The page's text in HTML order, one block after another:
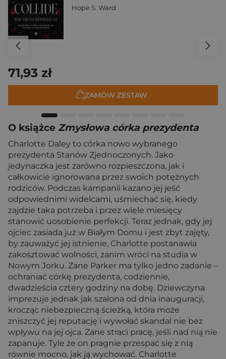
Hope S. Ward
71,93 zł
ZAMÓW ZESTAW
O książce Zmysłowa córka prezydenta
Charlotte Daley to córka nowo wybranego
prezydenta Stanów Zjednoczonych. Jako
jedynaczka jest zarówno rozpieszczona, jak i
całkowicie ignorowana przez swoich potężnych
rodziców. Podczas kampanii kazano jej jeść
odpowiednimi widelcami, uśmiechać się, kiedy
zajdzie taka potrzeba i przez wiele miesięcy
stanowić uosobienie perfekcji. Teraz jednak, gdy jej
ojciec zasiada już w Białym Domu i jest zbyt zajęty,
by zauważyć jej istnienie, Charlotte postanawia
zakosztować wolności, zanim wróci na studia w
Nowym Jorku. Zane Parker ma tylko jedno zadanie –
ochraniać córkę prezydenta, codziennie,
dwadzieścia cztery godziny na dobę. Dziewczyna
imprezuje jednak jak szalona od dnia inauguracji,
krocząc niebezpieczną ścieżką, która może
zniszczyć jej reputację i wywołać skandal nie bez
wpływu na jej ojca. Zane straci pracę, jeśli nad nią nie
zapanuje. Tyle że on pragnie przespać się z nią
równie mocno, jak ją wychować. Charlotte